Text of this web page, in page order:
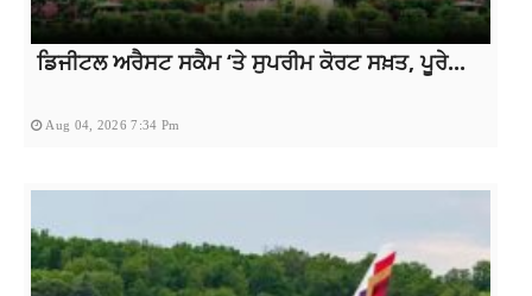
ਡਿਜੀਟਲ ਅਰੈਸਟ ਸਕੈਮ ‘ਤੇ ਸੁਪਰੀਮ ਕੋਰਟ ਸਖ਼ਤ, ਪੂਰੇ...
Aug 04, 2026 7:34 Pm